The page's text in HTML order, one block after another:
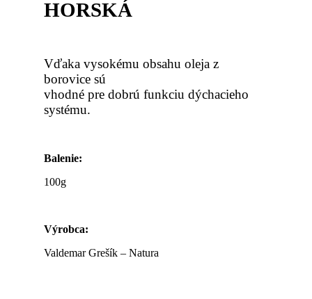
HORSKÁ
Vďaka vysokému obsahu oleja z
borovice sú
vhodné pre dobrú funkciu dýchacieho
systému.
Balenie:
100g
Výrobca:
Valdemar Grešík – Natura